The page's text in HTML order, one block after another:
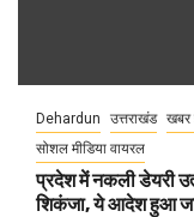
Dehardun उत्तराखंड खबर
सोशल मीडिया वायरल
प्रदेश में नकली डेयरी
शिकंजा, ये आदेश हुआ